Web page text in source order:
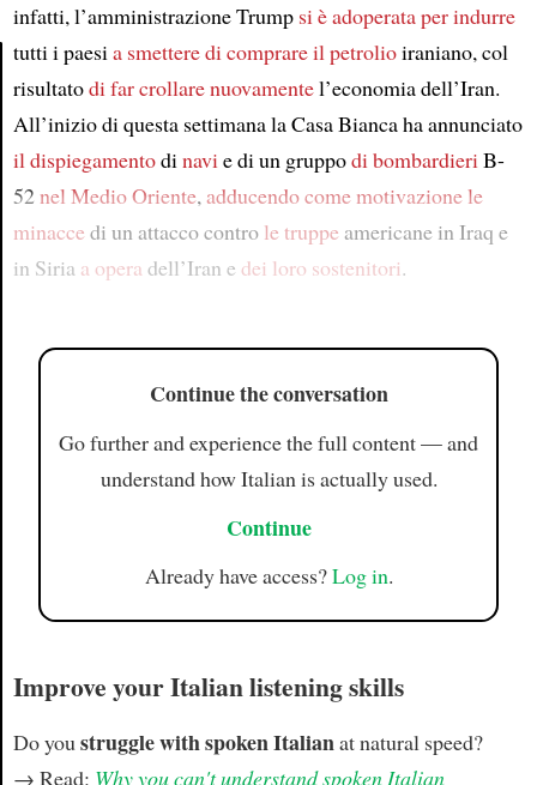
Article
infatti, l’amministrazione Trump si è adoperataper indurre
tutti i paesia smetteredi comprareil petrolioiraniano, col
risultatodi far crollarenuovamentel’economia dell’Iran.
All’inizio di questa settimana la Casa Bianca ha annunciato
il dispiegamentodinavie di un gruppodi bombardieriB-
52 nel Medio Oriente,adducendo come motivazionele
minaccedi un attacco contro le truppeamericane in Iraq e
in Siria a opera dell’Iran e dei loro sostenitori.
Continue the conversation
Go further and experience the full content — and
understand how Italian is actually used.
Continue
Already have access?Log in.
Improve your Italian listening skills
Do you struggle with spoken Italianat natural speed?
→ Read: Why you can't understand spoken Italian